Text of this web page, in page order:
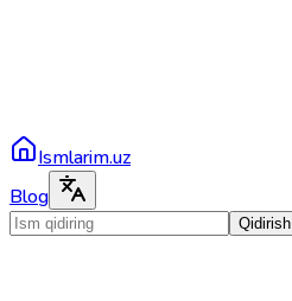
Ismlarim.uz
Blog
Qidirish